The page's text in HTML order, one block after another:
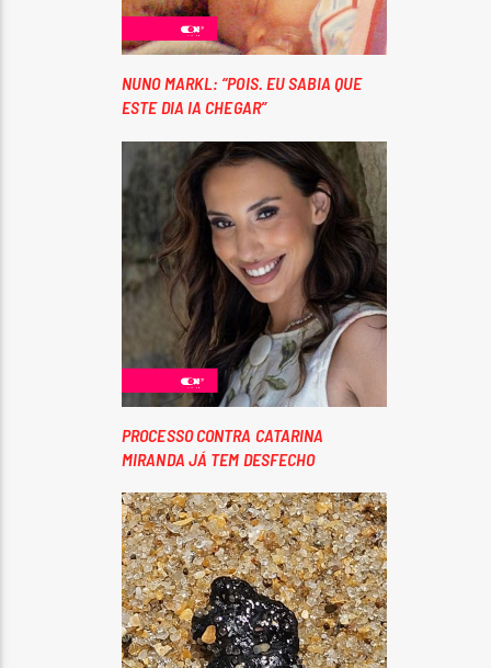
NUNO MARKL: “POIS. EU SABIA QUE
ESTE DIA IA CHEGAR”
PROCESSO CONTRA CATARINA
MIRANDA JÁ TEM DESFECHO